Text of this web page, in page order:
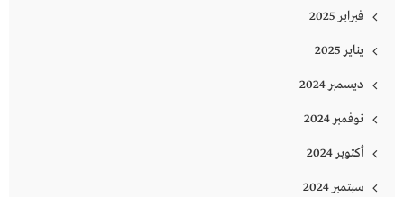
فبراير 2025
يناير 2025
ديسمبر 2024
نوفمبر 2024
أكتوبر 2024
سبتمبر 2024